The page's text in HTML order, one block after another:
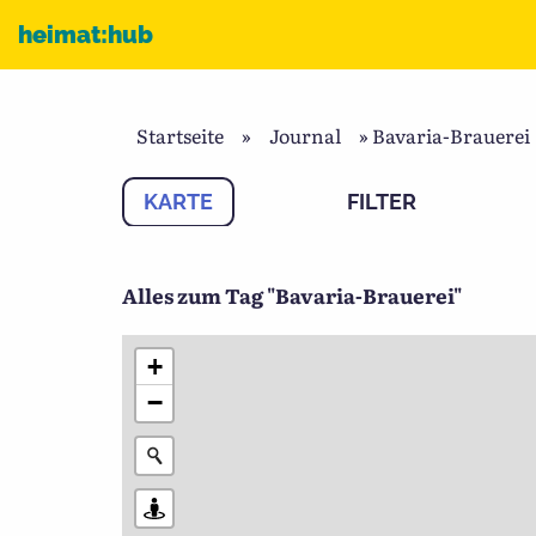
heimat:hub
Startseite » Journal » Bavaria-Brauerei
KARTE FILTER
Alles zum Tag "Bavaria-Brauerei"
+
−